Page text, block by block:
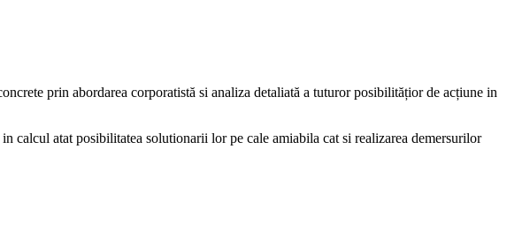
prin abordarea corporatistă si analiza detaliată a tuturor posibilitățior de acțiune in
calcul atat posibilitatea solutionarii lor pe cale amiabila cat si realizarea demersurilor